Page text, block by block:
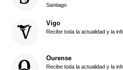
Santiago
Vigo
Recibe toda la actualidad y la
Ourense
Recibe toda la actualidad y la